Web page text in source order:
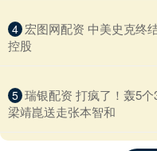
4 宏图网配资 中美史克终
控股
5 瑞银配资 打疯了！轰5个
梁靖崑送走张本智和